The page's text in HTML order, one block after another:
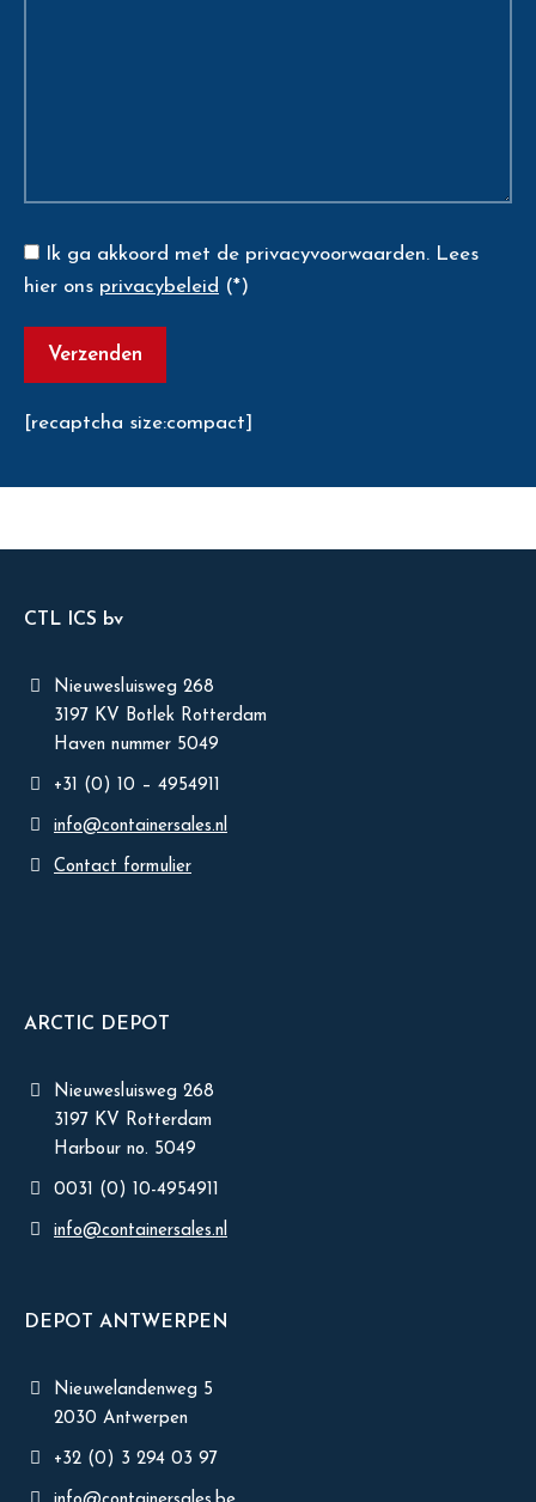
Ik ga akkoord met de privacyvoorwaarden. Lees
hier ons privacybeleid (*)
[recaptcha size:compact]
CTL ICS bv
Nieuwesluisweg 268
3197 KV Botlek Rotterdam
Haven nummer 5049
+31 (0) 10 – 4954911
info@containersales.nl
Contact formulier
ARCTIC DEPOT
Nieuwesluisweg 268
3197 KV Rotterdam
Harbour no. 5049
0031 (0) 10-4954911
info@containersales.nl
DEPOT ANTWERPEN
Nieuwelandenweg 5
2030 Antwerpen
+32 (0) 3 294 03 97